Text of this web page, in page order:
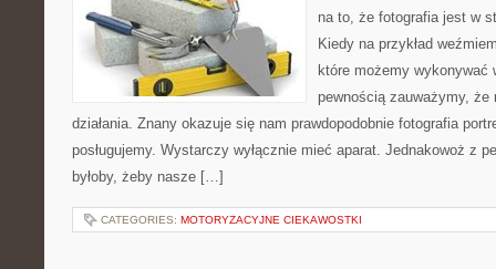
na to, że fotografia jest w
Kiedy na przykład
które możemy wykonywać
pewnością zauważymy, że
działania. Znany okazuje się nam prawdopodobnie fotografia
posługujemy. Wystarczy wyłącznie mieć aparat. Jednakowoż z
byłoby, żeby nasze […]
CATEGORIES: MOTORYZACYJNE CIEKAWOSTKI